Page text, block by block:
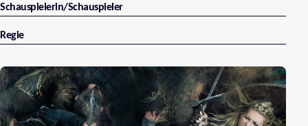
Schauspielerin/Schauspieler
Regie